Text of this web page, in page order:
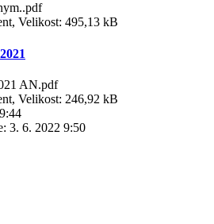
Velikost: 495,13 kB
AN.pdf
Velikost: 246,92 kB
3. 6. 2022 9:50